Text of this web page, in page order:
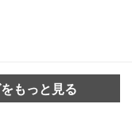
もっと見る